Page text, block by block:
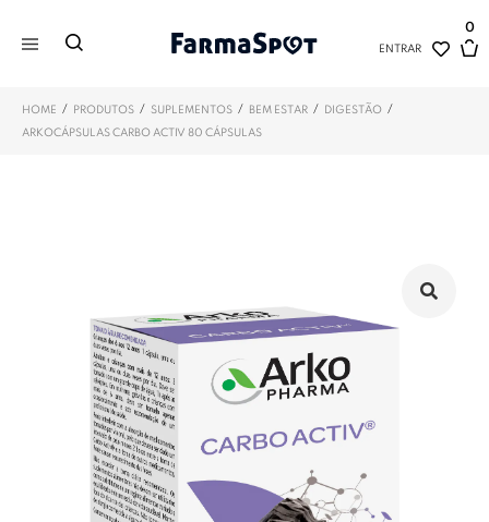
ENTRAR
0
HOME / PRODUTOS / SUPLEMENTOS / BEM ESTAR / DIGESTÃO /
ARKOCÁPSULAS CARBO ACTIV 80 CÁPSULAS